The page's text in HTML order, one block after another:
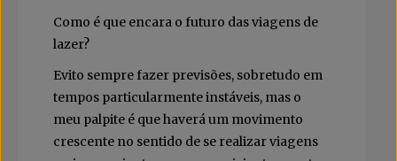
Como é que encara o futuro das viagens de
lazer?
Evito sempre fazer previsões, sobretudo em
tempos particularmente instáveis, mas o
meu palpite é que haverá um movimento
crescente no sentido de se realizar viagens